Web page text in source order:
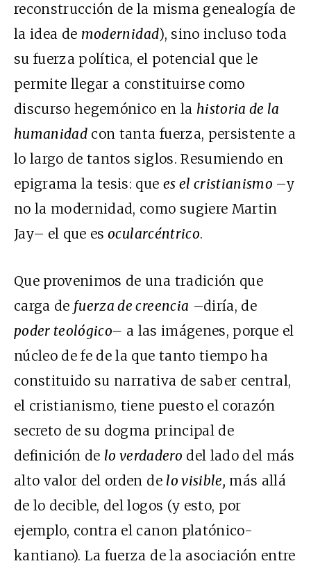
reconstrucción de la misma genealogía de
la idea de modernidad), sino incluso toda
su fuerza política, el potencial que le
permite llegar a constituirse como
discurso hegemónico en la historia de la
humanidad con tanta fuerza, persistente a
lo largo de tantos siglos. Resumiendo en
epigrama la tesis: que es el cristianismo –y
no la modernidad, como sugiere Martin
Jay– el que es ocularcéntrico.
Que provenimos de una tradición que
carga de fuerza de creencia –diría, de
poder teológico– a las imágenes, porque el
núcleo de fe de la que tanto tiempo ha
constituido su narrativa de saber central,
el cristianismo, tiene puesto el corazón
secreto de su dogma principal de
definición de lo verdadero del lado del más
alto valor del orden de lo visible, más allá
de lo decible, del logos (y esto, por
ejemplo, contra el canon platónico-
kantiano). La fuerza de la asociación entre